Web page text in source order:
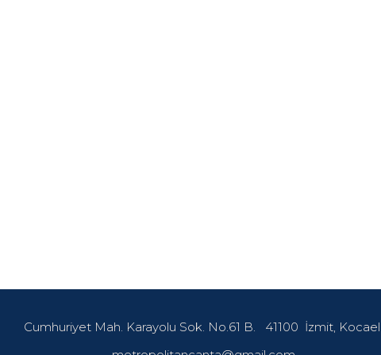
Cumhuriyet Mah. Karayolu Sok. No.61 B. 41100 İzmit,